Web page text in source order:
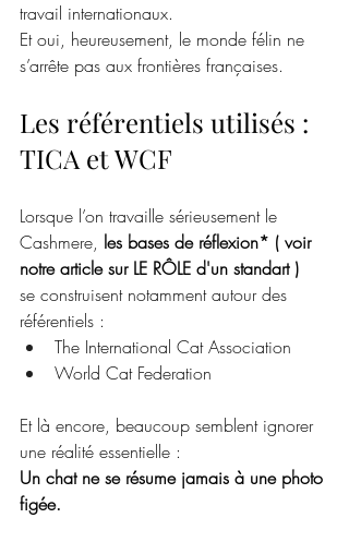
travail internationaux.
Et oui, heureusement, le monde félin ne
s’arrête pas aux frontières françaises.
Les référentiels utilisés :
TICA et WCF
Lorsque l’on travaille sérieusement le
Cashmere, les bases de réflexion* ( voir
notre article sur LE RÔLE d'un standart )
se construisent notamment autour des
référentiels :
The International Cat Association
World Cat Federation
Et là encore, beaucoup semblent ignorer
une réalité essentielle :
Un chat ne se résume jamais à une photo
figée.